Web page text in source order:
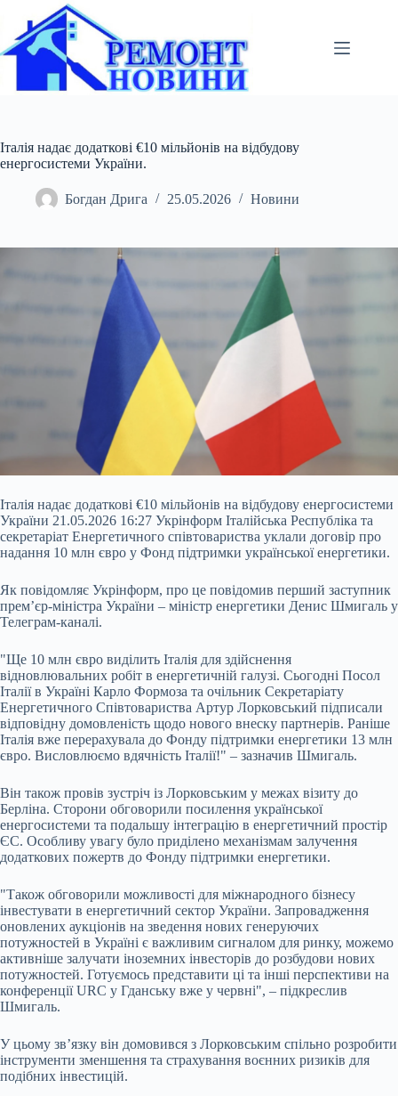
вмісту
Італія надає додаткові €10 мільйонів на відбудову
енергосистеми України.
Богдан Дрига 25.05.2026 Новини
Італія надає додаткові €10 мільйонів на відбудову енергосистеми
України 21.05.2026 16:27 Укрінформ Італійська Республіка та
секретаріат Енергетичного співтовариства уклали договір про
надання 10 млн євро у Фонд підтримки української енергетики.
Як повідомляє Укрінформ, про це повідомив перший заступник
прем’єр-міністра України – міністр енергетики Денис Шмигаль у
Телеграм-каналі.
"Ще 10 млн євро виділить Італія для здійснення
відновлювальних робіт в енергетичній галузі. Сьогодні Посол
Італії в Україні Карло Формоза та очільник Секретаріату
Енергетичного Співтовариства Артур Лорковський підписали
відповідну домовленість щодо нового внеску партнерів. Раніше
Італія вже перерахувала до Фонду підтримки енергетики 13 млн
євро. Висловлюємо вдячність Італії!" – зазначив Шмигаль.
Він також провів зустріч із Лорковським у межах візиту до
Берліна. Сторони обговорили посилення української
енергосистеми та подальшу інтеграцію в енергетичний простір
ЄС. Особливу увагу було приділено механізмам залучення
додаткових пожертв до Фонду підтримки енергетики.
"Також обговорили можливості для міжнародного бізнесу
інвестувати в енергетичний сектор України. Запровадження
оновлених аукціонів на зведення нових генеруючих
потужностей в Україні є важливим сигналом для ринку, можемо
активніше залучати іноземних інвесторів до розбудови нових
потужностей. Готуємось представити ці та інші перспективи на
конференції URC у Гданську вже у червні", – підкреслив
Шмигаль.
У цьому зв’язку він домовився з Лорковським спільно розробити
інструменти зменшення та страхування воєнних ризиків для
подібних інвестицій.